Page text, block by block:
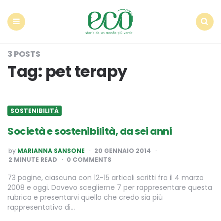
3 POSTS
Tag: pet terapy
SOSTENIBILITÀ
Società e sostenibilità, da sei anni
POSTED
BY
by MARIANNA SANSONE
20 GENNAIO 2014
2 MINUTE READ 0 COMMENTS
73 pagine, ciascuna con 12-15 articoli scritti fra il 4 marzo
2008 e oggi. Dovevo sceglierne 7 per rappresentare questa
rubrica e presentarvi quello che credo sia più
rappresentativo di…